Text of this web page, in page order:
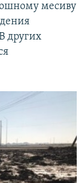
месиву
других